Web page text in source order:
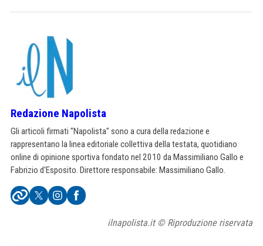
Redazione Napolista
Gli articoli firmati "Napolista" sono a cura della redazione e
rappresentano la linea editoriale collettiva della testata, quotidiano
online di opinione sportiva fondato nel 2010 da Massimiliano Gallo e
Fabrizio d'Esposito. Direttore responsabile: Massimiliano Gallo.
ilnapolista.it © Riproduzione riservata